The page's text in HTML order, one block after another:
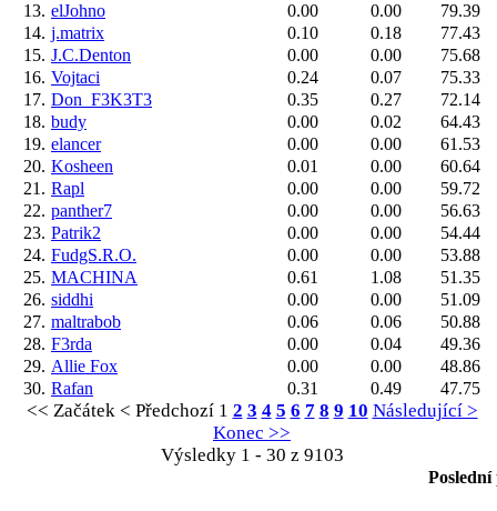
13. elJohno 0.00 0.00
79.39
14. j.matrix 0.10 0.18
77.43
15. J.C.Denton 0.00 0.00
75.68
16. Vojtaci 0.24 0.07
75.33
17. Don_F3K3T3 0.35 0.27
72.14
18. budy 0.00 0.02
64.43
19. elancer 0.00 0.00
61.53
20. Kosheen 0.01 0.00
60.64
21. Rapl 0.00 0.00
59.72
22. panther7 0.00 0.00
56.63
23. Patrik2 0.00 0.00
54.44
24. FudgS.R.O. 0.00 0.00
53.88
25. MACHINA 0.61 1.08
51.35
26. siddhi 0.00 0.00
51.09
27. maltrabob 0.06 0.06
50.88
28. F3rda 0.00 0.04
49.36
29. Allie Fox 0.00 0.00
48.86
30. Rafan 0.31 0.49 47.75
<< Začátek < Předchozí 1 2 3 4 5 6 7 8 9 10 Následující >
Konec >>
Výsledky 1 - 30 z 9103